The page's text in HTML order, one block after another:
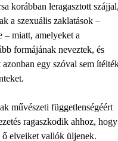
korábban leragasztott
a szexuális zaklatások –
– miatt, amelyeket a
formájának neveztek, és
egy szóval sem
művészeti függetlenségéért
ragaszkodik ahhoz, hogy
ő elveiket vallók üljenek.